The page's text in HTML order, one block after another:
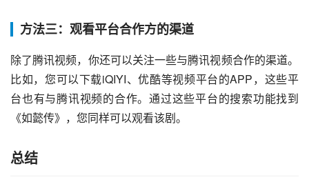
方法三：观看平台合作方的渠道
除了腾讯视频，你还可以关注一些与腾讯视频合作的渠道。
比如，您可以下载iQIYI、优酷等视频平台的APP，这些平
台也有与腾讯视频的合作。通过这些平台的搜索功能找到
《如懿传》，您同样可以观看该剧。
总结